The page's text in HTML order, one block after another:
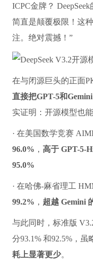
ICPC金牌？
简直是颠覆极限！这
注。绝对震撼！”
在与闭源巨头的正面
直接把GPT-5和
实证明：开源模型也
· 在美国数学竞赛
96.0% ， 高于 GPT-5-
95.0%
· 在哈佛-麻省理工
99.2% ， 超越 Gemini
与此同时，标准版
分93.1% 和92.5%，
耗上显著更少。